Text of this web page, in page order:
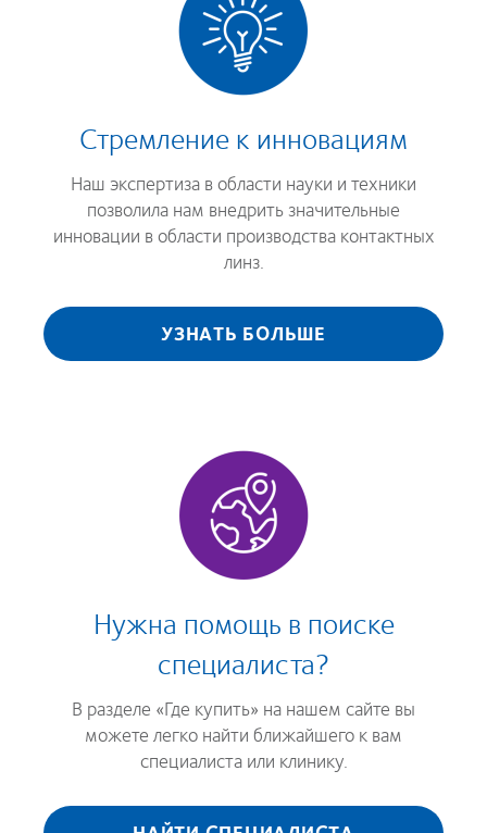
Стремление к инновациям
Наш экспертиза в области науки и техники
позволила нам внедрить значительные
инновации в области производства контактных
линз.
УЗНАТЬ БОЛЬШЕ
Нужна помощь в поиске
специалиста?
В разделе «Где купить» на нашем сайте вы
можете легко найти ближайшего к вам
специалиста или клинику.